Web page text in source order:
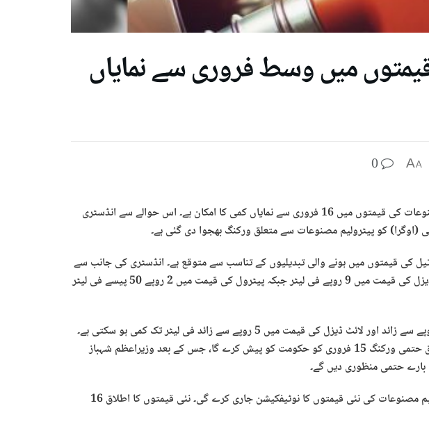
میں وسط فروری سے نمایاں
A
A
0
اسلام آباد ( نئی تازہ رپورٹ) پیٹرولیم مصنوعات کی قیمتوں میں 16 فروری سے نمایاں کمی کا امکان ہے۔ اس حوالے سے انڈسٹری
(اوگرا) کو پیٹرولیم مصنوعات سے متعلق ورکنگ بھجوا دی گئی ہے۔
کی قیمتوں میں ہونے والی تبدیلیوں کے تناسب سے متوقع ہے۔ انڈسٹری کی جانب سے
بھیجی گئی ورکنگ کے مطابق ہائی اسپیڈ ڈیزل کی قیمت میں 9 روپے فی لیٹر جبکہ پیٹرول کی قیمت میں 2 روپے 50 پیسے فی لیٹر
اسی طرح مٹی کے تیل کی قیمت میں 3 روپے سے زائد اور لائٹ ڈیزل کی قیمت میں 5 روپے سے زائد فی لیٹر تک کمی ہو سکتی ہے۔
اوگرا عالمی مارکیٹ کے رجحانات کے مطابق حتمی ورکنگ 15 فروری کو حکومت کو پیش کرے گا، جس کے بعد وزیراعظم شہباز
حتمی منظوری دیں گے۔
وزارت خزانہ آئندہ 15 دنوں کے لیے پیٹرولیم مصنوعات کی نئی قیمتوں کا نوٹیفکیشن جاری کرے گی۔ نئی قیمتوں کا اطلاق 16